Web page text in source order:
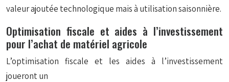
valeur ajoutée technologique mais à utilisation saisonnière.
Optimisation fiscale et aides à l’investissement
pour l’achat de matériel agricole
L’optimisation fiscale et les aides à l’investissement
joueront un